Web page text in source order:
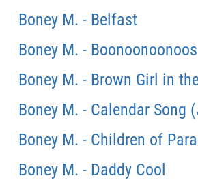
Boney M. - Belfast
Boney M. - Boonoonoonoos
Boney M. - Brown Girl in
Boney M. - Calendar Song
Boney M. - Children of
Boney M. - Daddy Cool